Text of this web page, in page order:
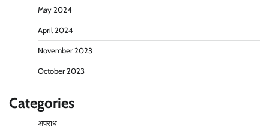
May 2024
April 2024
November 2023
October 2023
Categories
अपराध